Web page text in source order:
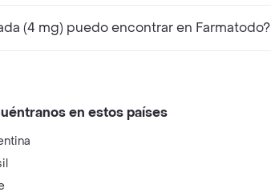
(4 mg) puedo encontrar en Farmatodo?
en estos países